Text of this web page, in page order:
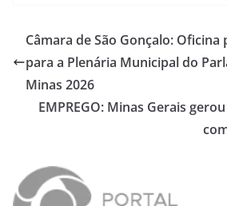
Câmara de São Gonçalo:
para a Plenária Municipal do
Minas 2026
EMPREGO: Minas Gerais